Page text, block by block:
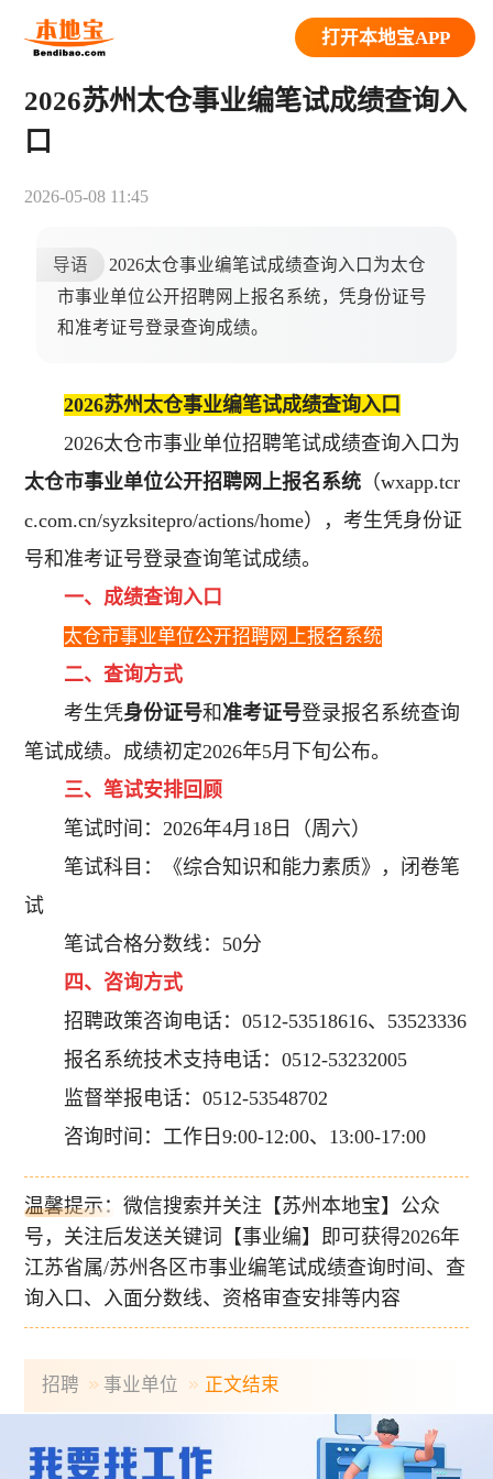
打开本地宝APP
2026苏州太仓事业编笔试成绩查询入
口
2026-05-08 11:45
导语
2026太仓事业编笔试成绩查询入口为太仓
市事业单位公开招聘网上报名系统，凭身份证号
和准考证号登录查询成绩。
2026苏州太仓事业编笔试成绩查询入口
2026太仓市事业单位招聘笔试成绩查询入口为
太仓市事业单位公开招聘网上报名系统（wxapp.tcr
c.com.cn/syzksitepro/actions/home），考生凭身份证
号和准考证号登录查询笔试成绩。
一、成绩查询入口
太仓市事业单位公开招聘网上报名系统
二、查询方式
考生凭身份证号和 准考证号登录报名系统查询
笔试成绩。成绩初定2026年5月下旬公布。
三、笔试安排回顾
笔试时间：2026年4月18日（周六）
笔试科目：《综合知识和能力素质》，闭卷笔
试
笔试合格分数线：50分
四、咨询方式
招聘政策咨询电话：0512-53518616、53523336
报名系统技术支持电话：0512-53232005
监督举报电话：0512-53548702
咨询时间：工作日9:00-12:00、13:00-17:00
温馨提示：微信搜索并关注【苏州本地宝】公众
号，关注后发送关键词【事业编】即可获得2026年
江苏省属/苏州各区市事业编笔试成绩查询时间、查
询入口、入面分数线、资格审查安排等内容
招聘 事业单位 正文结束